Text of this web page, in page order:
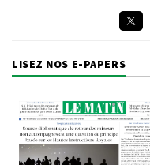
LISEZ NOS E-PAPERS